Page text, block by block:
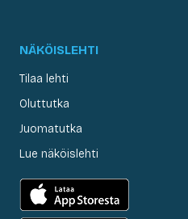
NÄKÖISLEHTI
Tilaa lehti
Oluttutka
Juomatutka
Lue näköislehti